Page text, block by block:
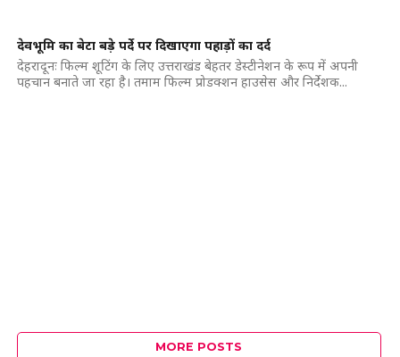
देवभूमि का बेटा बड़े पर्दे पर दिखाएगा पहाड़ों का दर्द
देहरादूनः फिल्म शूटिंग के लिए उत्तराखंड बेहतर डेस्टीनेशन के रूप में अपनी
पहचान बनाते जा रहा है। तमाम फिल्म प्रोडक्शन हाउसेस और निर्देशक...
MORE POSTS